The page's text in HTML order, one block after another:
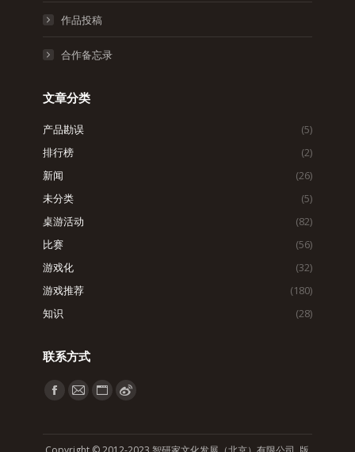
作品投稿
合作备忘录
文章分类
产品勘误
(5)
排行榜
(2)
新闻
(26)
未分类
(5)
桌游活动
(82)
比赛
(56)
游戏化
(32)
游戏推荐
(180)
知识
(28)
联系方式
找到我们：
Facebook
Mail WebsiteWeibo